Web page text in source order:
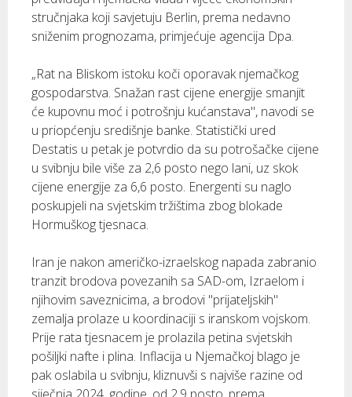
stručnjaka koji savjetuju Berlin, prema nedavno
sniženim prognozama, primjećuje agencija Dpa.
„Rat na Bliskom istoku koči oporavak njemačkog
gospodarstva. Snažan rast cijene energije smanjit
će kupovnu moć i potrošnju kućanstava", navodi se
u priopćenju središnje banke. Statistički ured
Destatis u petak je potvrdio da su potrošačke cijene
u svibnju bile više za 2,6 posto nego lani, uz skok
cijene energije za 6,6 posto. Energenti su naglo
poskupjeli na svjetskim tržištima zbog blokade
Hormuškog tjesnaca.
Iran je nakon američko-izraelskog napada zabranio
tranzit brodova povezanih sa SAD-om, Izraelom i
njihovim saveznicima, a brodovi "prijateljskih"
zemalja prolaze u koordinaciji s iranskom vojskom.
Prije rata tjesnacem je prolazila petina svjetskih
pošiljki nafte i plina. Inflacija u Njemačkoj blago je
pak oslabila u svibnju, kliznuvši s najviše razine od